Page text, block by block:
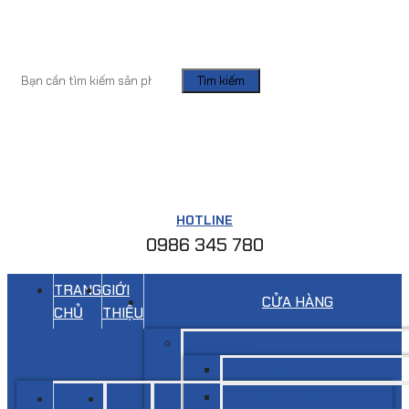
Tìm kiếm
HOTLINE
0986 345 780
TRANG
CHỦ
GIỚI
THIỆU
CỬA HÀNG
TRANG